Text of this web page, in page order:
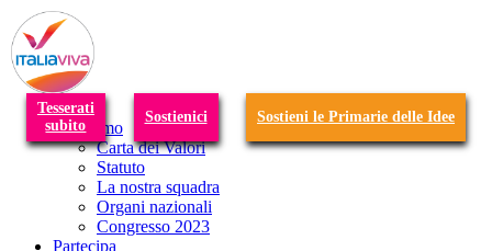
Tesserati
subito
Sostienici Sostieni le Primarie delle Idee
Chi siamo
Carta dei Valori
Statuto
La nostra squadra
Organi nazionali
Congresso 2023
Partecipa